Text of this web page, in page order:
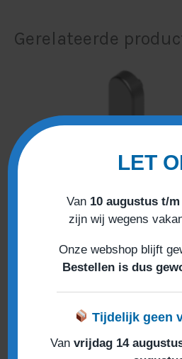
Gerelateerde
LET
Van 10 augustus t/
zijn wij wegens
Onze webshop blijft
Bestellen is dus
Tijdelijk geen
Van vrijdag 14